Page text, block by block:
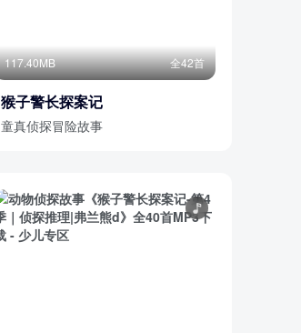
117.40MB 全42首
猴子警长探案记
童真侦探冒险故事